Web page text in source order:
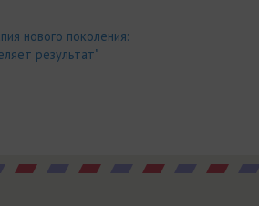
нового поколения:
результат"